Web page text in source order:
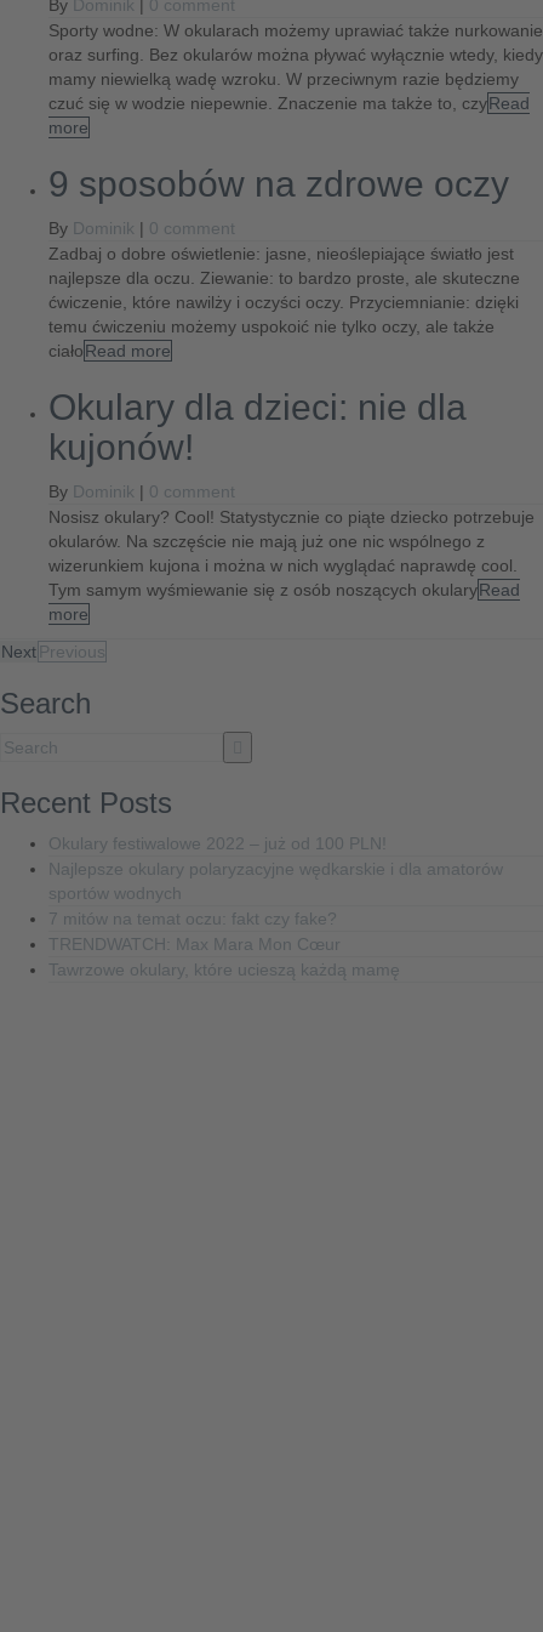
By Dominik | 0 comment
Sporty wodne: W okularach możemy uprawiać także nurkowanie
oraz surfing. Bez okularów można pływać wyłącznie wtedy, kiedy
mamy niewielką wadę wzroku. W przeciwnym razie będziemy
czuć się w wodzie niepewnie. Znaczenie ma także to, czyRead
more
9 sposobów na zdrowe oczy
By Dominik | 0 comment
Zadbaj o dobre oświetlenie: jasne, nieoślepiające światło jest
najlepsze dla oczu. Ziewanie: to bardzo proste, ale skuteczne
ćwiczenie, które nawilży i oczyści oczy. Przyciemnianie: dzięki
temu ćwiczeniu możemy uspokoić nie tylko oczy, ale także
ciałoRead more
Okulary dla dzieci: nie dla
kujonów!
By Dominik | 0 comment
Nosisz okulary? Cool! Statystycznie co piąte dziecko potrzebuje
okularów. Na szczęście nie mają już one nic wspólnego z
wizerunkiem kujona i można w nich wyglądać naprawdę cool.
Tym samym wyśmiewanie się z osób noszących okularyRead
more
NextPrevious
Search
Recent Posts
Okulary festiwalowe 2022 – już od 100 PLN!
Najlepsze okulary polaryzacyjne wędkarskie i dla amatorów
sportów wodnych
7 mitów na temat oczu: fakt czy fake?
TRENDWATCH: Max Mara Mon Cœur
Tawrzowe okulary, które ucieszą każdą mamę